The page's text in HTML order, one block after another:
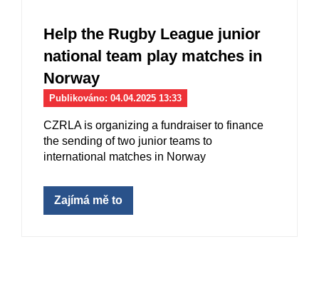
Help the Rugby League junior
national team play matches in
Norway
Publikováno: 04.04.2025 13:33
CZRLA is organizing a fundraiser to finance
the sending of two junior teams to
international matches in Norway
Zajímá mě to